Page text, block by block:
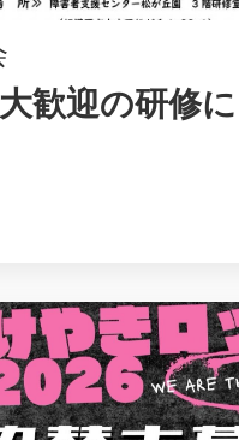
歓迎の研修